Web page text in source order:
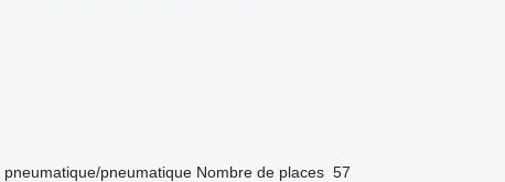
pneumatique/pneumatique Nombre de places 57